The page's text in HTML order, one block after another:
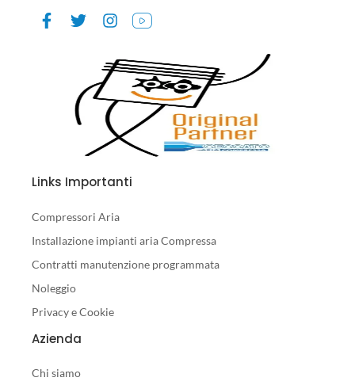
Links Importanti
Compressori Aria
Installazione impianti aria Compressa
Contratti manutenzione programmata
Noleggio
Privacy e Cookie
Azienda
Chi siamo